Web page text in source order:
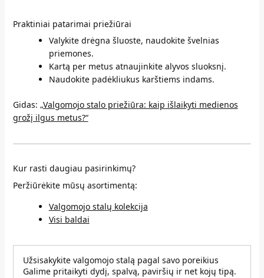
Praktiniai patarimai priežiūrai
Valykite drėgna šluoste, naudokite švelnias
priemones.
Kartą per metus atnaujinkite alyvos sluoksnį.
Naudokite padėkliukus karštiems indams.
Gidas: „Valgomojo stalo priežiūra: kaip išlaikyti medienos
grožį ilgus metus?“
Kur rasti daugiau pasirinkimų?
Peržiūrėkite mūsų asortimentą:
Valgomojo stalų kolekcija
Visi baldai
Užsisakykite valgomojo stalą pagal savo poreikius
Galime pritaikyti dydį, spalvą, paviršių ir net kojų tipą.